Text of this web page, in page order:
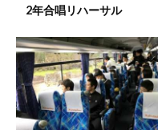
2年合唱リハーサル